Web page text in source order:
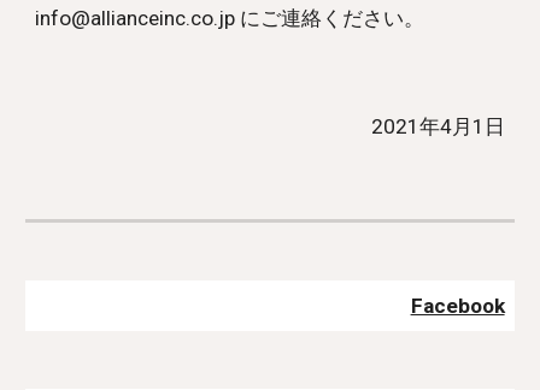
info@allianceinc.co.jp にご連絡ください。
2021年4月1日
Facebook